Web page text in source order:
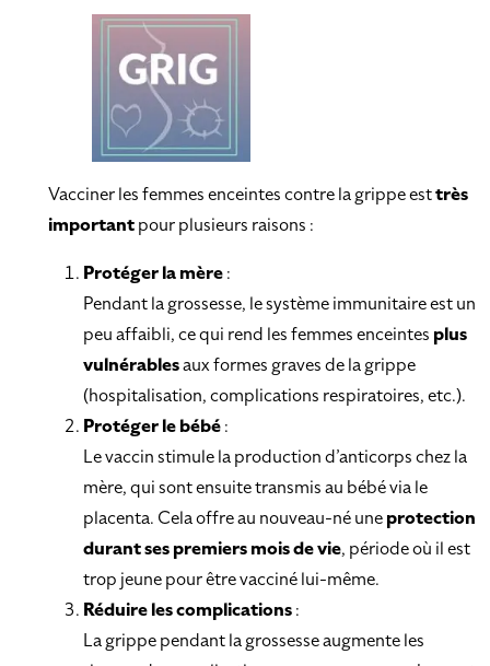
Vacciner les femmes enceintes contre la grippe esttrès
importantpour plusieurs raisons :
Protéger la mère:
Pendant la grossesse, le système immunitaire est un
peu affaibli, ce qui rend les femmes enceintes plus
vulnérablesaux formes graves de la grippe
(hospitalisation, complications respiratoires, etc.).
Protéger le bébé:
Le vaccin stimule la production d’anticorps chez la
mère, qui sont ensuite transmis au bébé via le
placenta. Cela offre au nouveau-né uneprotection
durant ses premiers mois de vie, période où il est
trop jeune pour être vacciné lui-même.
Réduire les complications:
La grippe pendant la grossesse augmente les